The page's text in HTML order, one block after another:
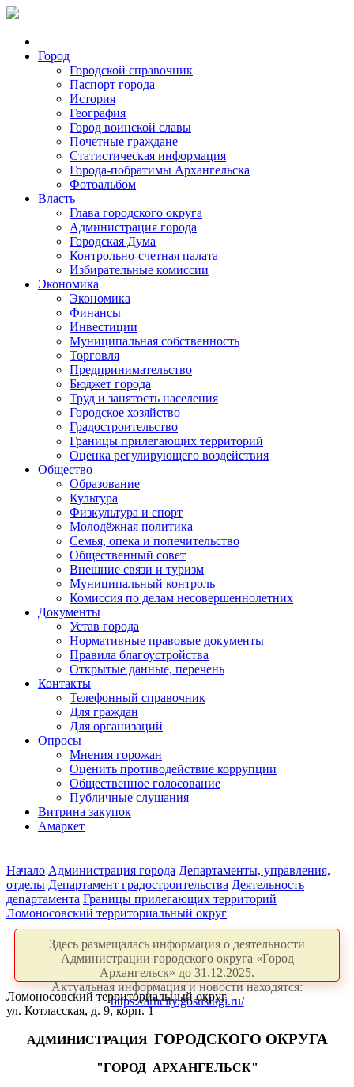
Город
Городской справочник
Паспорт города
История
География
Город воинской славы
Почетные граждане
Статистическая информация
Города-побратимы Архангельска
Фотоальбом
Власть
Глава городского округа
Администрация города
Городская Дума
Контрольно-счетная палата
Избирательные комиссии
Экономика
Экономика
Финансы
Инвестиции
Муниципальная собственность
Торговля
Предпринимательство
Бюджет города
Труд и занятость населения
Городское хозяйство
Градостроительство
Границы прилегающих территорий
Оценка регулирующего воздействия
Общество
Образование
Культура
Физкультура и спорт
Молодёжная политика
Семья, опека и попечительство
Общественный совет
Внешние связи и туризм
Муниципальный контроль
Комиссия по делам несовершеннолетних
Документы
Устав города
Нормативные правовые документы
Правила благоустройства
Открытые данные, перечень
Контакты
Телефонный справочник
Для граждан
Для организаций
Опросы
Мнения горожан
Оценить противодействие коррупции
Общественное голосование
Публичные слушания
Витрина закупок
Амаркет
Начало Администрация города Департаменты, управления,
отделы Департамент градостроительства Деятельность
департамента Границы прилегающих территорий
Ломоносовский территориальный округ
Здесь размещалась информация о деятельности
Администрации городского округа «Город
Архангельск» до 31.12.2025.
Актуальная информация и новости находятся:
https://arhcity.gosuslugi.ru/
Ломоносовский территориальный округ
ул. Котласская, д. 9, корп. 1
АДМИНИСТРАЦИЯ ГОРОДСКОГО ОКРУГА
"ГОРОД АРХАНГЕЛЬСК"